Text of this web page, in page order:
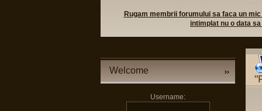
Rugam membrii forumului sa faca un
intimplat nu o data
Welcome
Username: